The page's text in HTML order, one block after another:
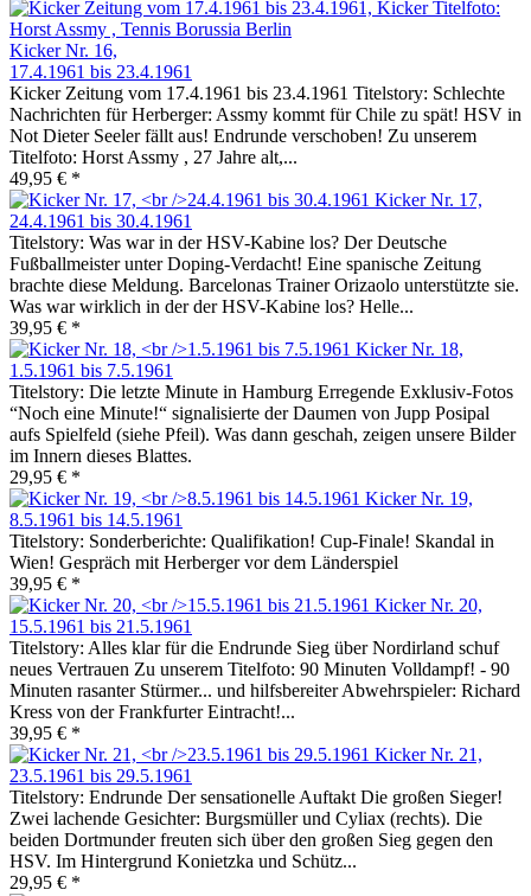
Kicker Nr. 16,
17.4.1961 bis 23.4.1961
Kicker Zeitung vom 17.4.1961 bis 23.4.1961 Titelstory: Schlechte
Nachrichten für Herberger: Assmy kommt für Chile zu spät! HSV in
Not Dieter Seeler fällt aus! Endrunde verschoben! Zu unserem
Titelfoto: Horst Assmy , 27 Jahre alt,...
49,95 € *
Kicker Nr. 17,
24.4.1961 bis 30.4.1961
Titelstory: Was war in der HSV-Kabine los? Der Deutsche
Fußballmeister unter Doping-Verdacht! Eine spanische Zeitung
brachte diese Meldung. Barcelonas Trainer Orizaolo unterstützte sie.
Was war wirklich in der der HSV-Kabine los? Helle...
39,95 € *
Kicker Nr. 18,
1.5.1961 bis 7.5.1961
Titelstory: Die letzte Minute in Hamburg Erregende Exklusiv-Fotos
“Noch eine Minute!“ signalisierte der Daumen von Jupp Posipal
aufs Spielfeld (siehe Pfeil). Was dann geschah, zeigen unsere Bilder
im Innern dieses Blattes.
29,95 € *
Kicker Nr. 19,
8.5.1961 bis 14.5.1961
Titelstory: Sonderberichte: Qualifikation! Cup-Finale! Skandal in
Wien! Gespräch mit Herberger vor dem Länderspiel
39,95 € *
Kicker Nr. 20,
15.5.1961 bis 21.5.1961
Titelstory: Alles klar für die Endrunde Sieg über Nordirland schuf
neues Vertrauen Zu unserem Titelfoto: 90 Minuten Volldampf! - 90
Minuten rasanter Stürmer... und hilfsbereiter Abwehrspieler: Richard
Kress von der Frankfurter Eintracht!...
39,95 € *
Kicker Nr. 21,
23.5.1961 bis 29.5.1961
Titelstory: Endrunde Der sensationelle Auftakt Die großen Sieger!
Zwei lachende Gesichter: Burgsmüller und Cyliax (rechts). Die
beiden Dortmunder freuten sich über den großen Sieg gegen den
HSV. Im Hintergrund Konietzka und Schütz...
29,95 € *